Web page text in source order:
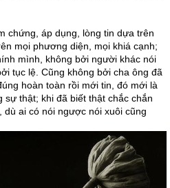
chứng, áp dụng, lòng tin dựa trên
mọi phương diện, mọi khiá cạnh;
mình, không bởi người khác nói
tục lệ. Cũng không bởi cha ông đã
hoàn toàn rồi mới tin, đó mới là
sự thật; khi đã biết thật chắc chắn
ai có nói ngược nói xuôi cũng